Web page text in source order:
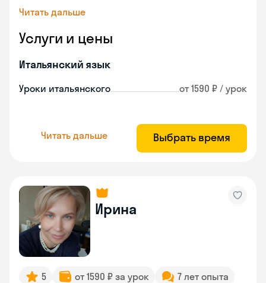
Читать дальше
Услуги и цены
Итальянский язык
Уроки итальянского от 1590 ₽ / урок
Читать дальше Выбрать время
Ирина
5 от 1590 ₽ за урок 7 лет опыта